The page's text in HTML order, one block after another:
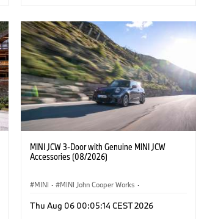
MINI JCW 3-Door with Genuine MINI JCW
Accessories (08/2026)
MINI · MINI John Cooper Works ·
Optional Extras, Accessories
Thu Aug 06 00:05:14 CEST 2026